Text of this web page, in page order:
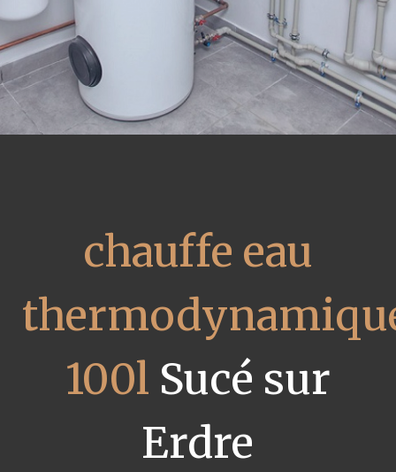
chauffe eau
100l Sucé sur
Erdre